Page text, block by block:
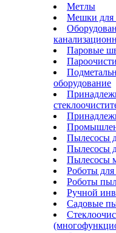
Метлы
Мешки для
Паровые
оборудование
Пылесосы
Пылесосы
Пылесосы
Роботы для
Роботы
Ручной
Садовые